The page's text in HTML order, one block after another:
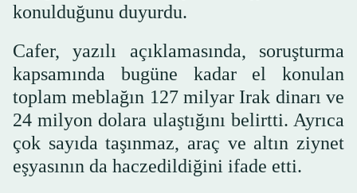
konulduğunu duyurdu.
Cafer, yazılı açıklamasında, soruşturma
kapsamında bugüne kadar el konulan
toplam meblağın 127 milyar Irak dinarı ve
24 milyon dolara ulaştığını belirtti. Ayrıca
çok sayıda taşınmaz, araç ve altın ziynet
eşyasının da haczedildiğini ifade etti.